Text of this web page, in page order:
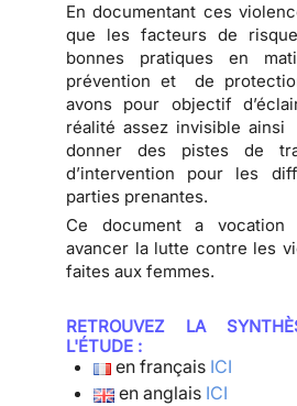
En documentant ces
que les facteurs de
bonnes pratiques en
prévention et de
avons pour objectif
réalité assez invisible
donner des pistes de
d’intervention pour les
parties prenantes.
Ce document a
avancer la lutte contre les
faites aux femmes.
RETROUVEZ LA
L'ÉTUDE :
en français ICI
en anglais ICI